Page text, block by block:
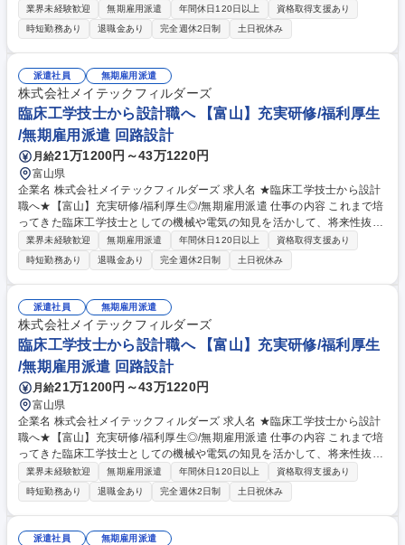
の設計職にキャリアチェンジしませんか？充実した研修で未経験からでも
プロの設計者を目指せる環境があります。 研修にて一連の流れを学べるた
め、着実に実務スキルを向上させつつカーボンニュートラル実現に向けた
開発など社会的意義の高い取り組みに貢献し、やりがいも感じられる環境
で将来の幅を広げることができます。エンジニアが多数活躍しており、業
務負荷のコントロールもしやすいため、「キャリアも生活も大事にした
い」という方でもご活躍いただけます。 募集職種 ★臨床工学技士から設
計職へ★【福井】充実研修/福利厚生◎/無期雇用派遣
業界未経験歓迎 無期雇用派遣 年間休日120日以上
資格取得支援あり
時短勤務あり
退職金あり 完全週休2日制 土日祝休み
派遣社員 無期雇用派遣
株式会社メイテックフィルダーズ
臨床工学技士から設計職へ 【富山】充実研修/福利厚生
/無期雇用派遣 回路設計
月給21万1200円～43万1220円
富山県
企業名 株式会社メイテックフィルダーズ 求人名 ★臨床工学技士から設計
職へ★【富山】充実研修/福利厚生◎/無期雇用派遣 仕事の内容 これまで培
ってきた臨床工学技士としての機械や電気の知見を活かして、将来性抜群
の設計職にキャリアチェンジしませんか？充実した研修で未経験からでも
プロの設計者を目指せる環境があります。 研修にて一連の流れを学べるた
め、着実に実務スキルを向上させつつカーボンニュートラル実現に向けた
開発など社会的意義の高い取り組みに貢献し、やりがいも感じられる環境
で将来の幅を広げることができます。エンジニアが多数活躍しており、業
務負荷のコントロールもしやすいため、「キャリアも生活も大事にした
い」という方でもご活躍いただけます。 募集職種 ★臨床工学技士から設
計職へ★【富山】充実研修/福利厚生◎/無期雇用派遣
業界未経験歓迎 無期雇用派遣 年間休日120日以上
資格取得支援あり
時短勤務あり
退職金あり 完全週休2日制 土日祝休み
派遣社員 無期雇用派遣
株式会社メイテックフィルダーズ
臨床工学技士から設計職へ 【富山】充実研修/福利厚生
/無期雇用派遣 回路設計
月給21万1200円～43万1220円
富山県
企業名 株式会社メイテックフィルダーズ 求人名 ★臨床工学技士から設計
職へ★【富山】充実研修/福利厚生◎/無期雇用派遣 仕事の内容 これまで培
ってきた臨床工学技士としての機械や電気の知見を活かして、将来性抜群
の設計職にキャリアチェンジしませんか？充実した研修で未経験からでも
プロの設計者を目指せる環境があります。 研修にて一連の流れを学べるた
め、着実に実務スキルを向上させつつカーボンニュートラル実現に向けた
開発など社会的意義の高い取り組みに貢献し、やりがいも感じられる環境
で将来の幅を広げることができます。エンジニアが多数活躍しており、業
業界未経験歓迎 無期雇用派遣 年間休日120日以上
資格取得支援あり
時短勤務あり
退職金あり 完全週休2日制 土日祝休み
派遣社員 無期雇用派遣